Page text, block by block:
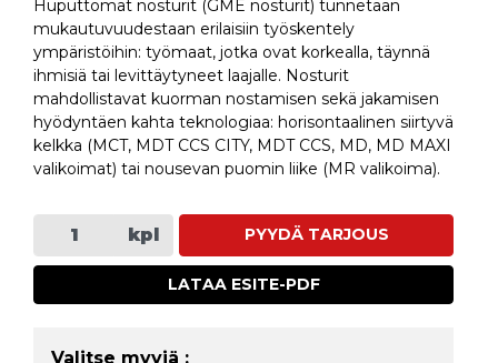
Huputtomat nosturit (GME nosturit) tunnetaan
mukautuvuudestaan erilaisiin työskentely
ympäristöihin: työmaat, jotka ovat korkealla, täynnä
ihmisiä tai levittäytyneet laajalle. Nosturit
mahdollistavat kuorman nostamisen sekä jakamisen
hyödyntäen kahta teknologiaa: horisontaalinen siirtyvä
kelkka (MCT, MDT CCS CITY, MDT CCS, MD, MD MAXI
valikoimat) tai nousevan puomin liike (MR valikoima).
kpl PYYDÄ TARJOUS
LATAA ESITE-PDF
Valitse myyjä :